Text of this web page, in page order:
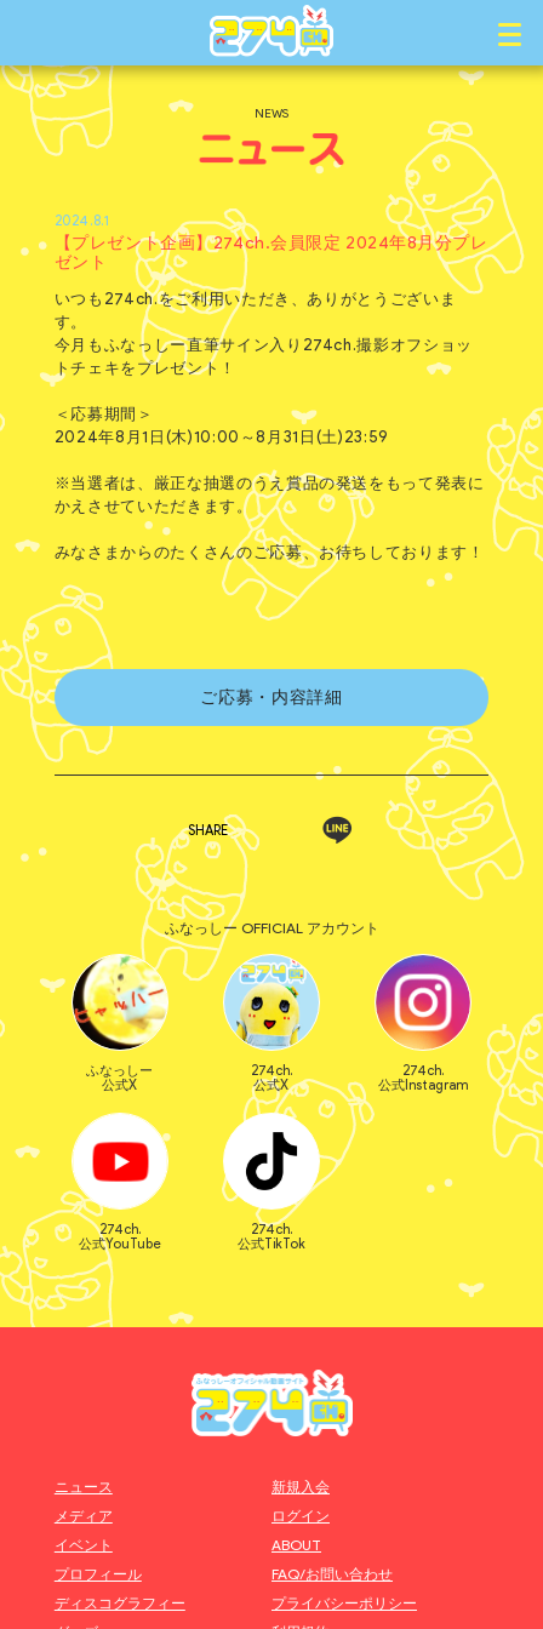
NEWS
2024.8.1
【プレゼント企画】274ch.会員限定 2024年8月分プレ
ゼント
いつも274ch.をご利用いただき、ありがとうございま
す。
今月もふなっしー直筆サイン入り274ch.撮影オフショッ
トチェキをプレゼント！
＜応募期間＞
2024年8月1日(木)10:00～8月31日(土)23:59
※当選者は、厳正な抽選のうえ賞品の発送をもって発表に
かえさせていただきます。
みなさまからのたくさんのご応募、お待ちしております！
ご応募・内容詳細
SHARE
ふなっしー OFFICIAL アカウント
ふなっしー
公式X
274ch.
公式X
274ch.
公式Instagram
274ch.
公式YouTube
274ch.
公式TikTok
ニュース
メディア
イベント
プロフィール
ディスコグラフィー
新規入会
ログイン
ABOUT
FAQ/お問い合わせ
プライバシーポリシー